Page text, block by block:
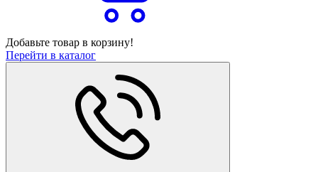
Добавьте товар в корзину!
Перейти в каталог